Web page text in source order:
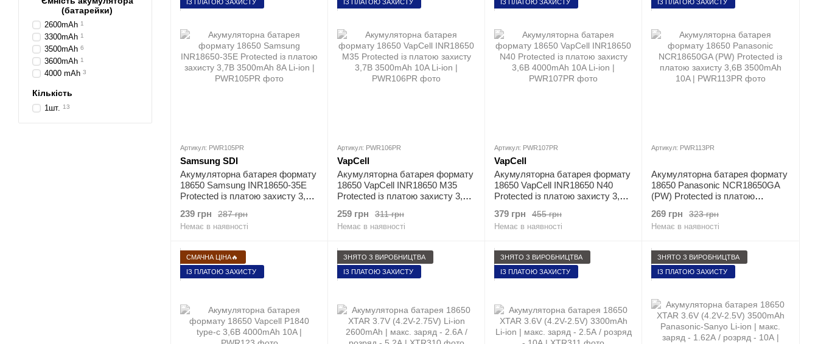
ІЗ ПЛАТОЮ ЗАХИСТУ
Артикул: PWR105PR
Samsung SDI
Акумуляторна батарея формату
18650 Samsung INR18650-35E
Protected із платою захисту 3,7В
287 грн
239 грн
Немає в наявності
ІЗ ПЛАТОЮ ЗАХИСТУ
Артикул: PWR106PR
VapCell
Акумуляторна батарея формату
18650 VapCell INR18650 M35
Protected із платою захисту 3,7В
311 грн
259 грн
Немає в наявності
ІЗ ПЛАТОЮ ЗАХИСТУ
Артикул: PWR107PR
VapCell
Акумуляторна батарея формату
18650 VapCell INR18650 N40
Protected із платою захисту 3,6В
455 грн
379 грн
Немає в наявності
ІЗ ПЛАТОЮ ЗАХИСТУ
Артикул: PWR113PR
Акумуляторна батарея формату
18650 Panasonic NCR18650GA
(PW) Protected із платою
323 грн
269 грн
Немає в наявності
СМАЧНА ЦІНА🔥
ІЗ ПЛАТОЮ ЗАХИСТУ
ЗНЯТО З ВИРОБНИЦТВА
ІЗ ПЛАТОЮ ЗАХИСТУ
ЗНЯТО З ВИРОБНИЦТВА
ІЗ ПЛАТОЮ ЗАХИСТУ
ЗНЯТО З ВИРОБНИЦТВА
ІЗ ПЛАТОЮ ЗАХИСТУ
(батарейки)
2600mAh 1
3300mAh 1
3500mAh 6
3600mAh 1
4000 mAh 3
Кількість
1шт. 13